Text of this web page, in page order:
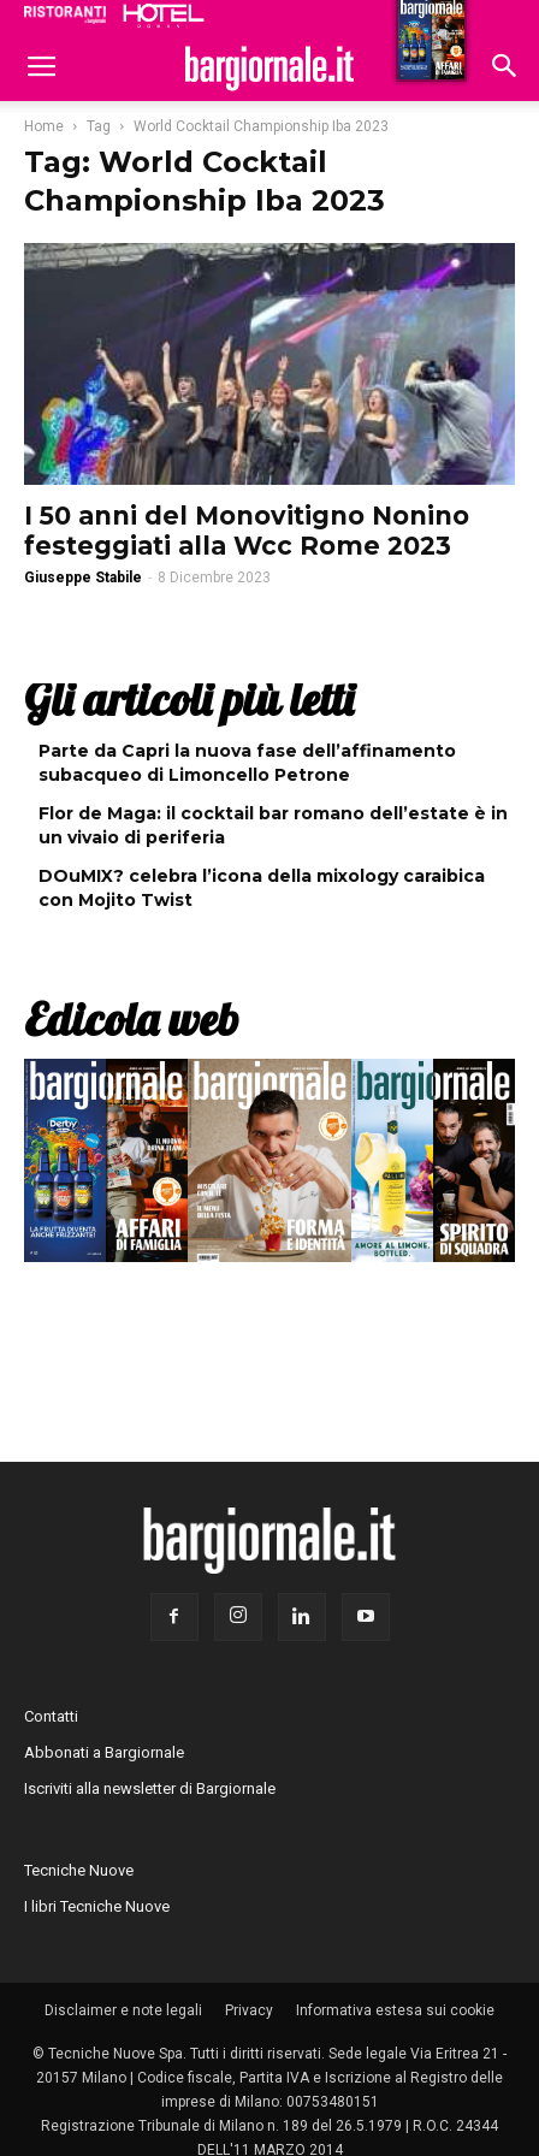
Hoteldomani
Home Tag World Cocktail Championship Iba 2023
Tag: World Cocktail
Championship Iba 2023
I 50 anni del Monovitigno Nonino
festeggiati alla Wcc Rome 2023
Giuseppe Stabile - 8 Dicembre 2023
Gli articoli più letti
Parte da Capri la nuova fase dell’affinamento
subacqueo di Limoncello Petrone
Flor de Maga: il cocktail bar romano dell’estate è in
un vivaio di periferia
DOuMIX? celebra l’icona della mixology caraibica
con Mojito Twist
Edicola web
Contatti
Abbonati a Bargiornale
Iscriviti alla newsletter di Bargiornale
Tecniche Nuove
I libri Tecniche Nuove
Disclaimer e note legali Privacy Informativa estesa sui cookie
© Tecniche Nuove Spa. Tutti i diritti riservati. Sede legale Via Eritrea 21 -
20157 Milano | Codice fiscale, Partita IVA e Iscrizione al Registro delle
imprese di Milano: 00753480151
Registrazione Tribunale di Milano n. 189 del 26.5.1979 | R.O.C. 24344
DELL'11 MARZO 2014